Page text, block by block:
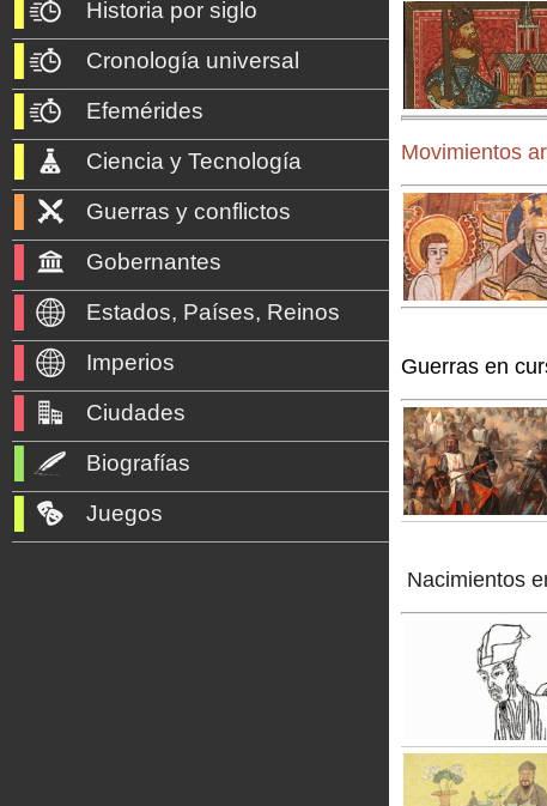
Movimientos
Guerras en
Nacimientos
Historia por siglo
Cronología universal
Efemérides
Ciencia y Tecnología
Guerras y conflictos
Gobernantes
Estados, Países, Reinos
Imperios
Ciudades
Biografías
Juegos